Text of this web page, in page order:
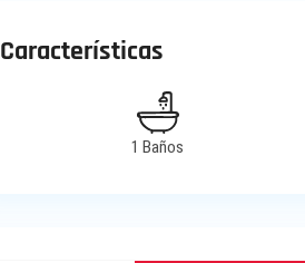
Características
1 Baños